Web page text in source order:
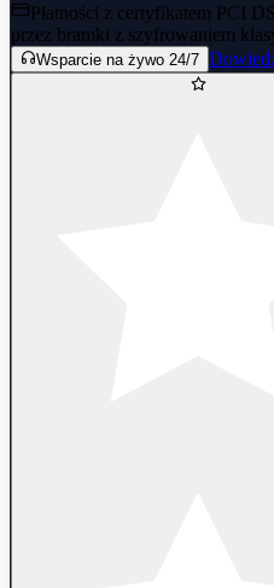
Płatności z certyfikatem PCI
przez bramki z szyfrowaniem
Wsparcie na żywo 24/7